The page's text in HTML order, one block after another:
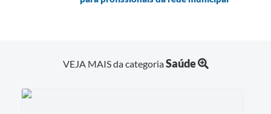
VEJA MAIS da categoriaSaúde